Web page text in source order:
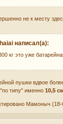
не к месту
написал(а):
кг это уже
пушки вдвое
"по типу" именно10,5
Мамоныч (18-